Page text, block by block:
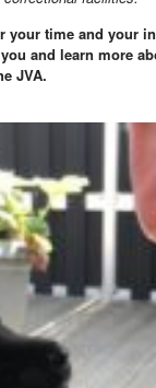
your time and your
and learn more
JVA.